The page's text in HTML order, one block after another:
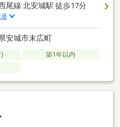
尾線 北安城駅 徒歩17分
安城市末広町
築1年以内